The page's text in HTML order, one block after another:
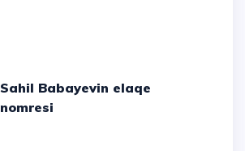
Sahil Babayevin elaqe
nomresi